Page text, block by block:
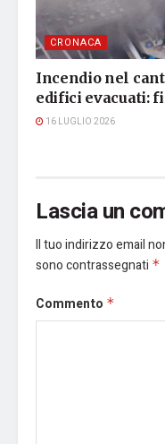
CRONACA
Incendio nel
edifici evacuati:
16 LUGLIO 2026
Lascia un
Il tuo indirizzo email
sono contrassegnati *
Commento *